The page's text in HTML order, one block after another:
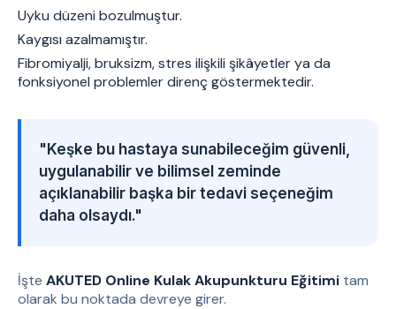
Uyku düzeni bozulmuştur.
Kaygısı azalmamıştır.
Fibromiyalji, bruksizm, stres ilişkili şikâyetler ya da
fonksiyonel problemler direnç göstermektedir.
"Keşke bu hastaya sunabileceğim güvenli,
uygulanabilir ve bilimsel zeminde
açıklanabilir başka bir tedavi seçeneğim
daha olsaydı."
İşte AKUTED Online Kulak Akupunkturu Eğitimi tam
olarak bu noktada devreye girer.